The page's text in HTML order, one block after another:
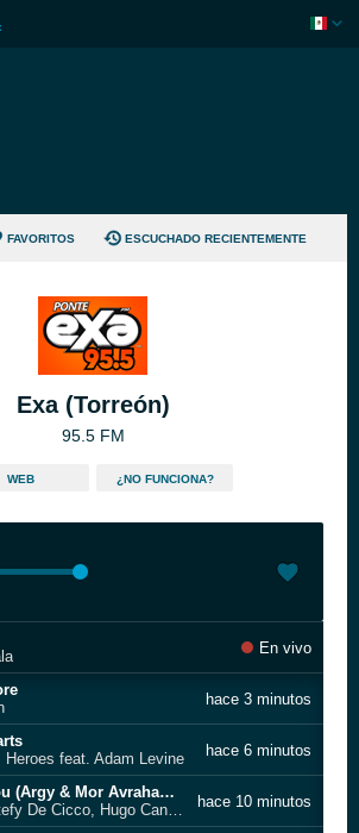
FAVORITOS ESCUCHADO RECIENTEMENTE
Exa (Torreón)
95.5 FM
WEB ¿NO FUNCIONA?
En vivo
hace 3 minutos
feat. Adam Levine
hace 6 minutos
I Adore You (Argy & Mor Avrahami remix)
HUGEL, Stefy De Cicco, Hugo Cantarra & Nikol Apatini
hace 10 minutos